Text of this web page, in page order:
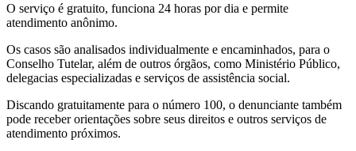
O serviço é gratuito, funciona 24 horas por dia e permite
atendimento anônimo.
Os casos são analisados individualmente e encaminhados, para o
Conselho Tutelar, além de outros órgãos, como Ministério Público,
delegacias especializadas e serviços de assistência social.
Discando gratuitamente para o número 100, o denunciante também
pode receber orientações sobre seus direitos e outros serviços de
atendimento próximos.